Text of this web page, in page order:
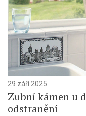
29 září 2025
Zubní kámen u
odstranění